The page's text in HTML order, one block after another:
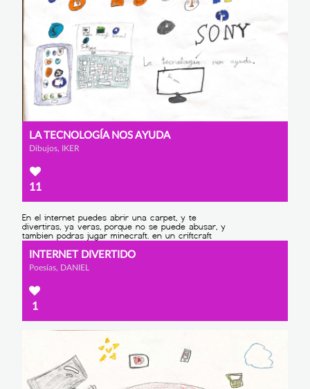
LA TECNOLOGÍA NOS AYUDA
Dibujos, IKER
11
INTERNET DIVERTIDO
Poesías, DANIEL
1